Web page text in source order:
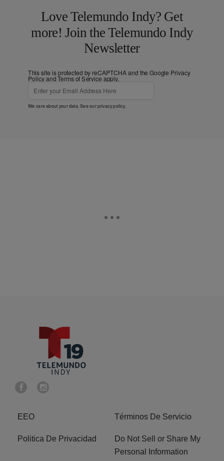
Love Telemundo Indy? Get
more! Join the Telemundo Indy
Newsletter
This site is protected by reCAPTCHA and the Google Privacy
PolicyandTerms of Service apply.
We care about your data. See ourprivacy policy.
EEO Términos De Servicio
Politica De Privacidad
Do Not Sell or Share My
Personal Information